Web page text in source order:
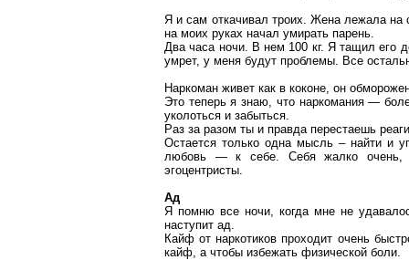
Я и сам откачивал троих. Жена лежала на
на моих руках начал умирать парень.
Два часа ночи. В нем 100 кг. Я тащил его
умрет, у меня будут проблемы. Все
Наркоман живет как в коконе, он
Это теперь я знаю, что наркомания —
уколоться и забыться.
Раз за разом ты и правда перестаешь
Остается только одна мысль – найти и
любовь — к себе. Себя жалко очень,
эгоцентристы.
Ад
Я помню все ночи, когда мне не
наступит ад.
Кайф от наркотиков проходит очень
кайф, а чтобы избежать физической боли.